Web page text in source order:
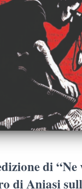
di “Ne
di Aniasi